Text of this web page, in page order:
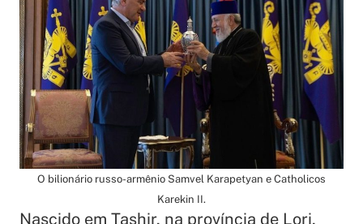
O bilionário russo-armênio Samvel Karapetyan e Catholicos
Karekin II.
Nascido em Tashir, na província de Lori,